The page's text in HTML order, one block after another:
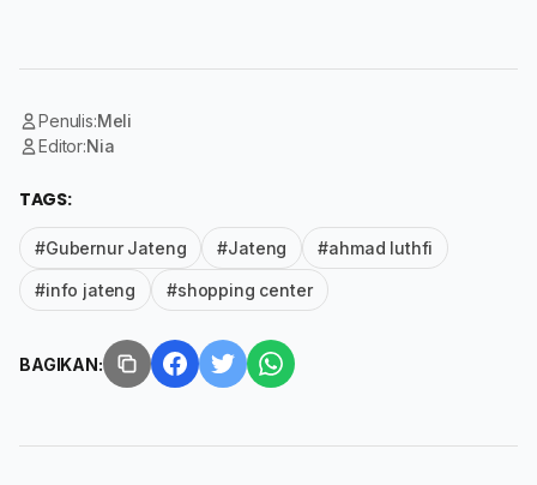
Penulis:Meli
Editor:Nia
TAGS:
#Gubernur Jateng #Jateng #ahmad luthfi
#info jateng #shopping center
BAGIKAN: